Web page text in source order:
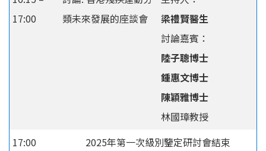
17:00
類未來發展的座談會
梁禮賢醫生
討論嘉賓：
陸子聰博士
鍾惠文博士
陳穎雅博士
林國璋教授
17:00
2025年第一次級別鑒定研討會結束